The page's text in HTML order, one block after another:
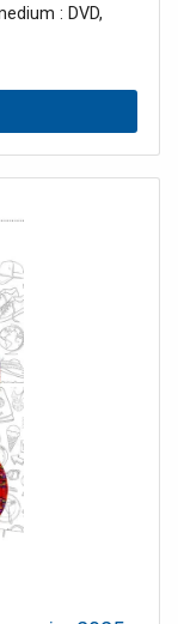
: DVD,